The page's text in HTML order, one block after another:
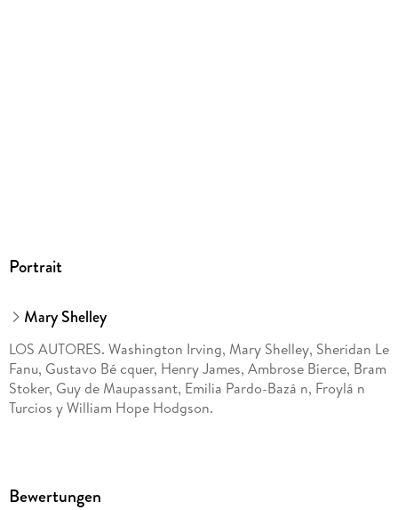
Portrait
Mary Shelley
LOS AUTORES. Washington Irving, Mary Shelley, Sheridan Le
Fanu, Gustavo Bé cquer, Henry James, Ambrose Bierce, Bram
Stoker, Guy de Maupassant, Emilia Pardo-Bazá n, Froylá n
Turcios y William Hope Hodgson.
Bewertungen